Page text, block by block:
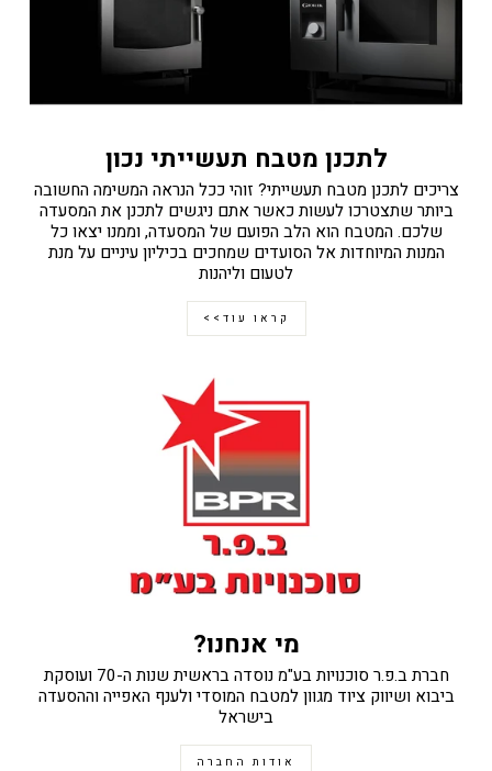
לתכנן מטבח תעשייתי נכון
צריכים לתכנן מטבח תעשייתי? זוהי ככל הנראה המשימה החשובה
ביותר שתצטרכו לעשות כאשר אתם ניגשים לתכנן את המסעדה
שלכם. המטבח הוא הלב הפועם של המסעדה, וממנו יצאו כל
המנות המיוחדות אל הסועדים שמחכים בכיליון עיניים על מנת
לטעום וליהנות
קראו עוד>>
מי אנחנו?
חברת ב.פ.ר סוכנויות בע"מ נוסדה בראשית שנות ה-70 ועוסקת
ביבוא ושיווק ציוד מגוון למטבח המוסדי ולענף האפייה וההסעדה
בישראל
אודות החברה